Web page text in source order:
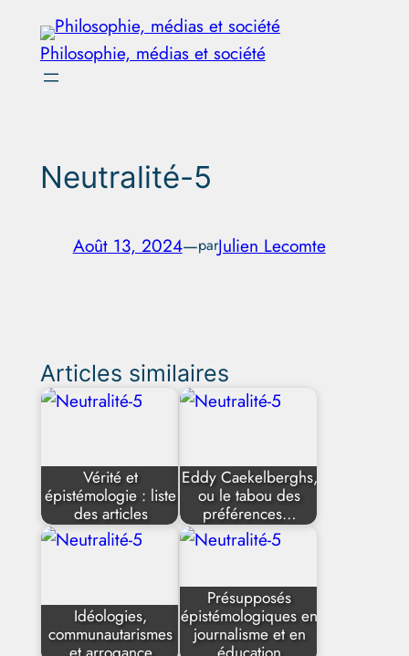
Aller
contenu
Philosophie, médias et société
Neutralité-5
Août 13, 2024—parJulien Lecomte
Articles similaires
Vérité et
épistémologie : liste
des articles
Eddy Caekelberghs,
ou le tabou des
préférences…
Idéologies,
communautarismes
Présupposés
épistémologiques en
journalisme et en